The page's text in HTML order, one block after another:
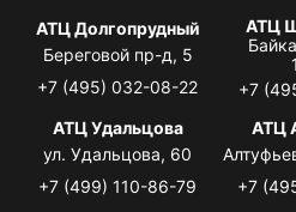
АТЦ Долгопрудный
Береговой пр-д, 5
+7 (495) 032-08-22
АТЦ
+7
АТЦ Удальцова
ул. Удальцова, 60
+7 (499) 110-86-79
АТЦ
+7